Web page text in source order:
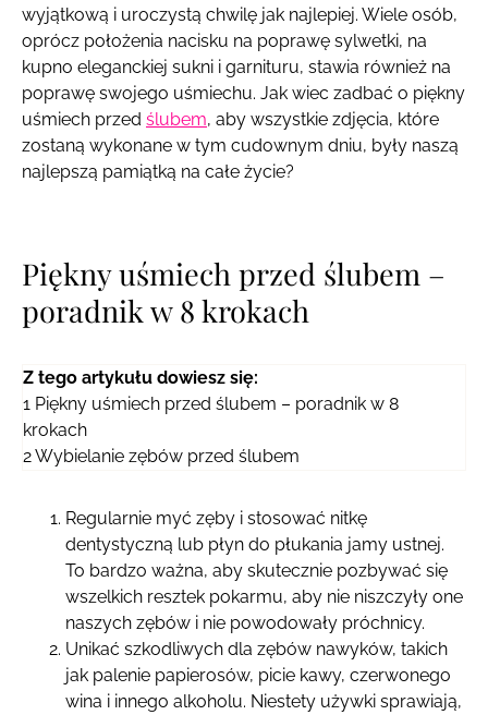
wyjątkową i uroczystą chwilę jak najlepiej. Wiele osób,
oprócz położenia nacisku na poprawę sylwetki, na
kupno eleganckiej sukni i garnituru, stawia również na
poprawę swojego uśmiechu. Jak wiec zadbać o piękny
uśmiech przed ślubem, aby wszystkie zdjęcia, które
zostaną wykonane w tym cudownym dniu, były naszą
najlepszą pamiątką na całe życie?
Piękny uśmiech przed ślubem –
poradnik w 8 krokach
Z tego artykułu dowiesz się:
1 Piękny uśmiech przed ślubem – poradnik w 8
krokach
2Wybielanie zębów przed ślubem
Regularnie myć zęby i stosować nitkę
dentystyczną lub płyn do płukania jamy ustnej.
To bardzo ważna, aby skutecznie pozbywać się
wszelkich resztek pokarmu, aby nie niszczyły one
naszych zębów i nie powodowały próchnicy.
Unikać szkodliwych dla zębów nawyków, takich
jak palenie papierosów, picie kawy, czerwonego
wina i innego alkoholu. Niestety używki sprawiają,